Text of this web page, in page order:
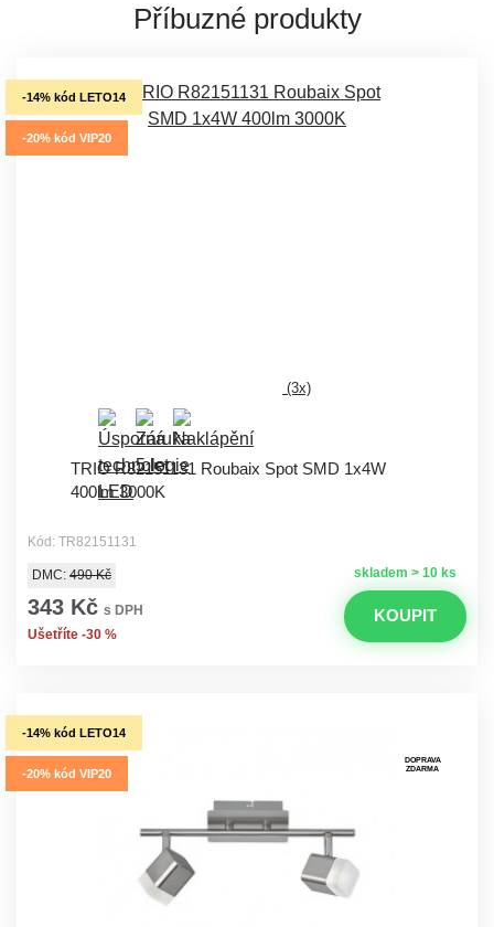
Příbuzné produkty
-14% kód LETO14
-20% kód VIP20
(3x)
TRIO R82151131 Roubaix Spot SMD 1x4W
400lm 3000K
Kód: TR82151131
skladem > 10 ks
DMC: 490 Kč
343 Kč s DPH
Ušetříte -30 %
KOUPIT
-14% kód LETO14
-20% kód VIP20
DOPRAVA
ZDARMA